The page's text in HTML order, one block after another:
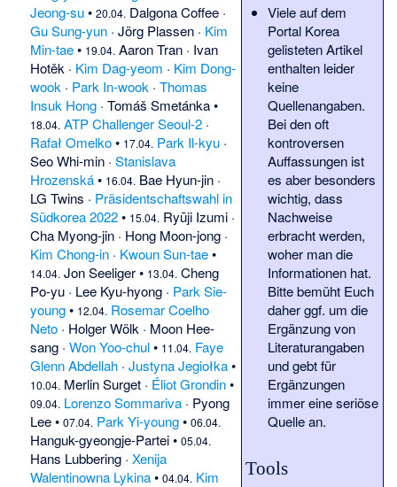
Jeong-su•20.04. Dalgona Coffee ·
Gu Sung-yun ·Jörg Plassen · Kim
Min-tae• 19.04. Aaron Tran · Ivan
Hotěk · Kim Dag-yeom · Kim Dong-
wook · Park In-wook ·Thomas
Insuk Hong ·Tomáš Smetánka•
18.04. ATP Challenger Seoul-2 ·
Rafał Omelko• 17.04. Park Il-kyu ·
Seo Whi-min ·Stanislava
Hrozenská• 16.04. Bae Hyun-jin ·
LG Twins · Präsidentschaftswahl in
Südkorea 2022• 15.04. Ryūji Izumi ·
Cha Myong-jin · Hong Moon-jong ·
Kim Chong-in · Kwoun Sun-tae•
14.04. Jon Seeliger• 13.04. Cheng
Po-yu · Lee Kyu-hyong · Park Sie-
young• 12.04. Rosemar Coelho
Neto · Holger Wölk · Moon Hee-
sang ·Won Yoo-chul• 11.04. Faye
Glenn Abdellah ·Justyna Jegiołka•
10.04. Merlin Surget · Éliot Grondin•
09.04. Lorenzo Sommariva · Pyong
Lee•07.04. Park Yi-young•06.04.
Hanguk-gyeongje-Partei•05.04.
Hans Lubbering ·Xenija
Walentinowna Lykina•04.04. Kim
Viele auf dem
Portal Korea
gelisteten Artikel
enthalten leider
keine
Quellenangaben.
Bei den oft
kontroversen
Auffassungen ist
es aber besonders
wichtig, dass
Nachweise
erbracht werden,
woher man die
Informationen hat.
Bitte bemüht Euch
daher ggf. um die
Ergänzung von
Literaturangaben
und gebt für
Ergänzungen
immer eine seriöse
Quelle an.
Tools